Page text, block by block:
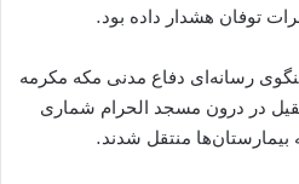
توفان هشدار داده بود.
رسانه‌ای دفاع مدنی مکه مکرمه
در درون مسجد الحرام شماری
منتقل شدند.